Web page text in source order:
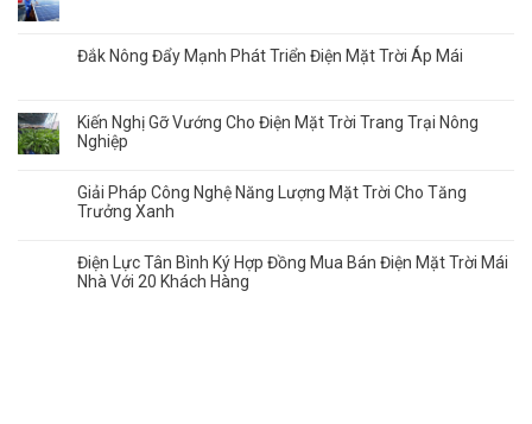
Đắk Nông Đẩy Mạnh Phát Triển Điện Mặt Trời Áp Mái
Kiến Nghị Gỡ Vướng Cho Điện Mặt Trời Trang Trại Nông
Nghiệp
Giải Pháp Công Nghệ Năng Lượng Mặt Trời Cho Tăng
Trưởng Xanh
Điện Lực Tân Bình Ký Hợp Đồng Mua Bán Điện Mặt Trời Mái
Nhà Với 20 Khách Hàng